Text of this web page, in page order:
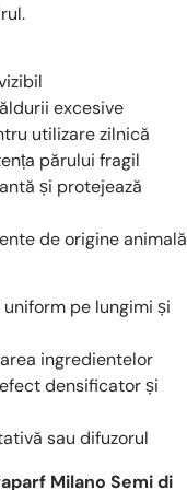
excesive
utilizare zilnică
părului fragil
și protejează
de origine animală
pe lungimi și
ingredientelor
densificator și
sau difuzorul
Milano Semi di